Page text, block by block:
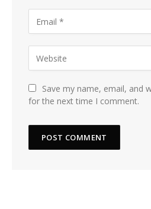
Save my name, email, and
for the next time I comment.